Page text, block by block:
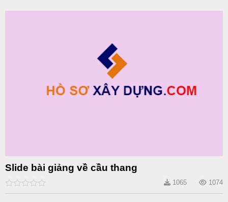
Slide bài giảng về cầu thang
0
1065 1074